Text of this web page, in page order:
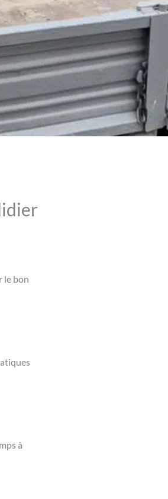
le bon
à